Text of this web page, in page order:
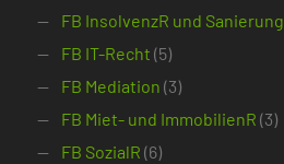
FB InsolvenzR und Sanierung
FB IT-Recht (5)
FB Mediation (3)
FB Miet- und ImmobilienR (3)
FB SozialR (6)